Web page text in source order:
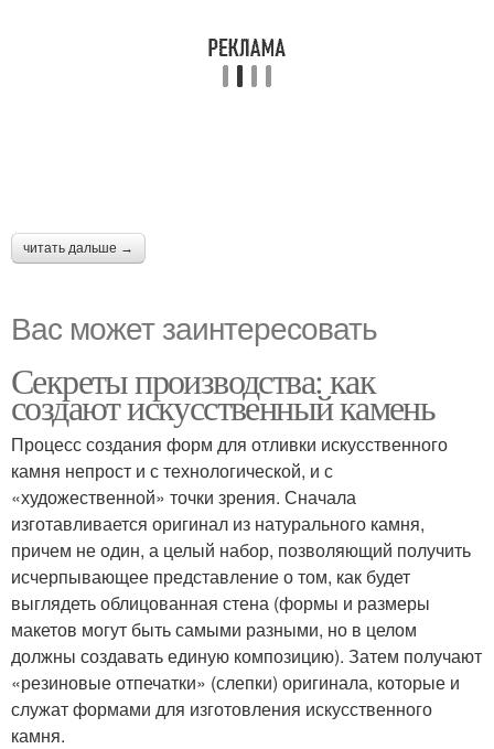
читать дальше →
Вас может заинтересовать
Секреты производства: как
создают искусственный камень
Процесс создания форм для отливки искусственного
камня непрост и с технологической, и с
«художественной» точки зрения. Сначала
изготавливается оригинал из натурального камня,
причем не один, а целый набор, позволяющий получить
исчерпывающее представление о том, как будет
выглядеть облицованная стена (формы и размеры
макетов могут быть самыми разными, но в целом
должны создавать единую композицию). Затем получают
«резиновые отпечатки» (слепки) оригинала, которые и
служат формами для изготовления искусственного
камня.